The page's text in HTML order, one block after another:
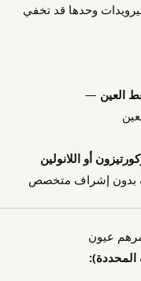
وحدها قد تخفي
العين —
أو اللانولين
بدون إشراف متخصص
عيون